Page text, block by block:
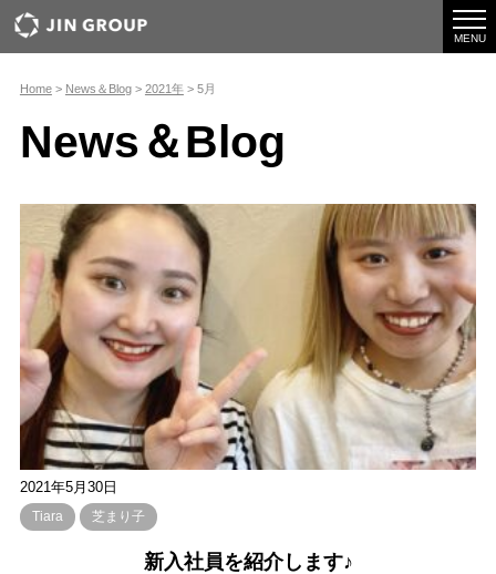
MENU
Home> News＆Blog> 2021年> 5月
News＆Blog
2021年5月30日
Tiara 芝まり子
新入社員を紹介します♪